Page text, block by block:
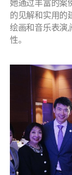
她通过丰富的案
的见解和实用的
绘画和音乐表演
性。